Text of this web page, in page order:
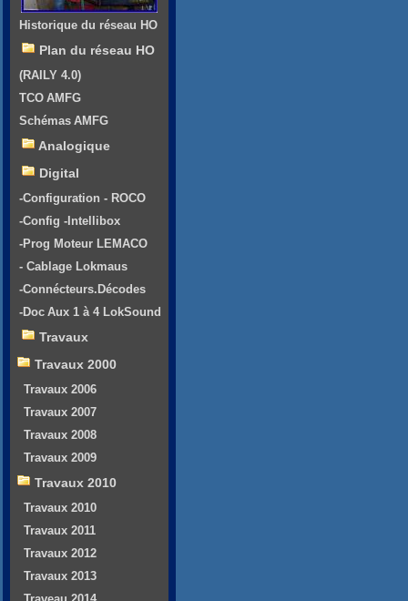
Historique du réseau HO
Plan du réseau HO
(RAILY 4.0)
TCO AMFG
Schémas AMFG
Analogique
Digital
-Configuration - ROCO
-Config -Intellibox
-Prog Moteur LEMACO
- Cablage Lokmaus
-Connécteurs.Décodes
-Doc Aux 1 à 4 LokSound
Travaux
Travaux 2000
Travaux 2006
Travaux 2007
Travaux 2008
Travaux 2009
Travaux 2010
Travaux 2010
Travaux 2011
Travaux 2012
Travaux 2013